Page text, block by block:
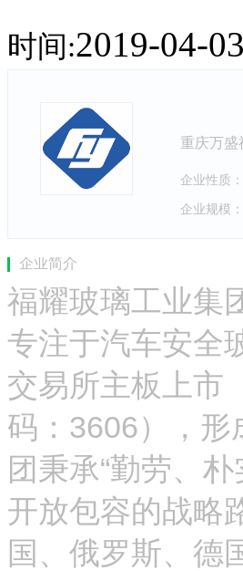
时间:2019-04-
重庆万盛
企业性质：
企业规模：
企业简介
福耀玻璃工业集
专注于汽车安全
交易所主板上市
码：3606），形
团秉承“勤劳、
开放包容的战略
国、俄罗斯、德